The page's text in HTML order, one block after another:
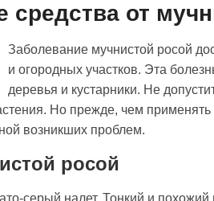
от
Заболевание мучнистой росой
и огородных участков. Эта
деревья и кустарники. Не
Но прежде, чем
возникших проблем.
росой
серый налет. Тонкий и